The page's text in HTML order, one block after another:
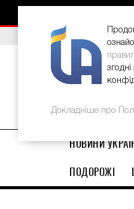
ВИБІР РЕДАКЦІЇ
НОВИНИ
ПОДОРОЖІ
Докладніше про